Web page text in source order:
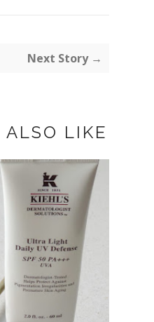
Next Story →
LIKE